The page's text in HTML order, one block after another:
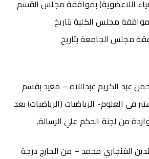
اللاعضوية) بموافقة مجلس القسم
4/11/2024م وموافقة مجلس الكلية بتاريخ
وموافقة مجلس الجامعة بتاريخ
عبد الكريم عبداللاه – معيد بقسم
في العلوم- الرياضيات (الرياضيات) بعد
من لجنة الحكم علي الرسالة.
الفنجاري محمد – من الخارج درجة